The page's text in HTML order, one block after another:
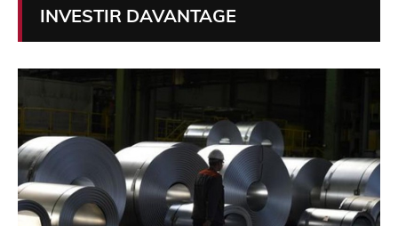
INVESTIR DAVANTAGE